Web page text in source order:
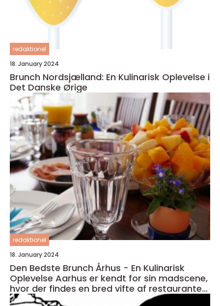
redaktionel
18. January 2024
Brunch Nordsjælland: En Kulinarisk Oplevelse i
Det Danske Ørige
redaktionel
18. January 2024
Den Bedste Brunch Århus - En Kulinarisk
Oplevelse Aarhus er kendt for sin madscene,
hvor der findes en bred vifte af restauranter,
caféer og spisesteder